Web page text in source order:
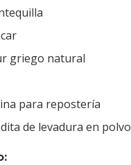
griego natural
para repostería
de levadura en polvo